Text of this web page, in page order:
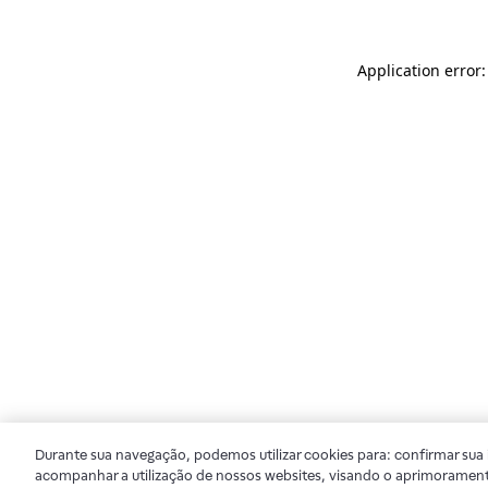
Application
Durante sua navegação, podemos utilizar cookies para: confirmar
acompanhar a utilização de nossos websites, visando o